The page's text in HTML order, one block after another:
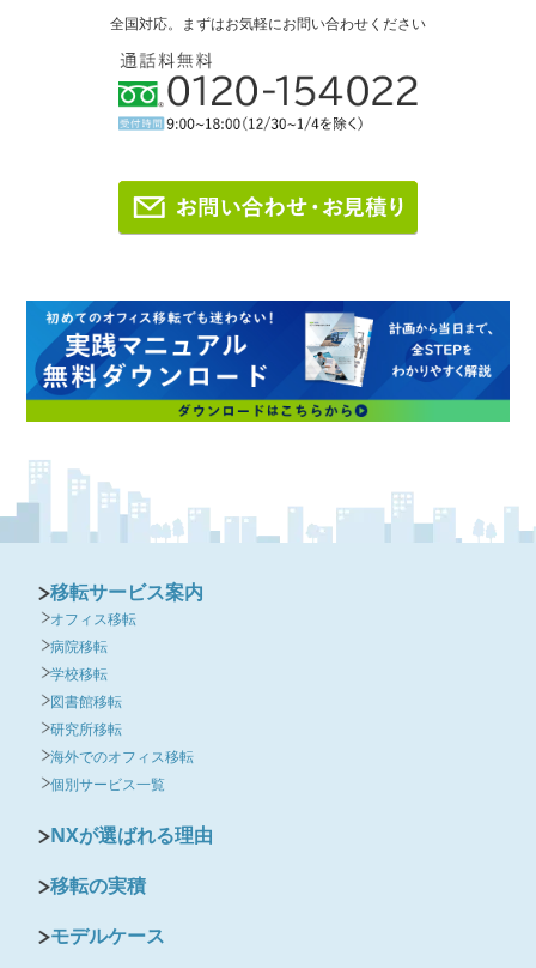
全国対応。まずはお気軽にお問い合わせください
移転サービス案内
オフィス移転
病院移転
学校移転
図書館移転
研究所移転
海外でのオフィス移転
個別サービス一覧
NXが選ばれる理由
移転の実積
モデルケース